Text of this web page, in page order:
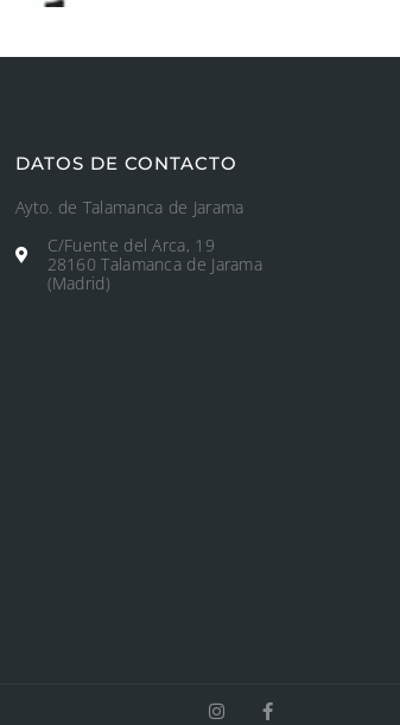
DATOS DE CONTACTO
Ayto. de Talamanca de Jarama
C/Fuente del Arca, 19
28160 Talamanca de Jarama
(Madrid)